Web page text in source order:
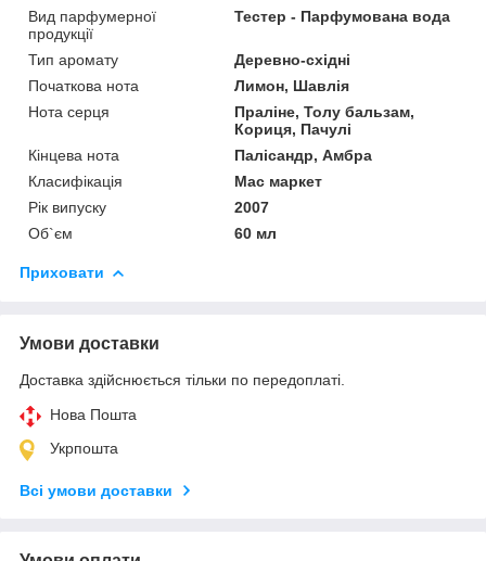
Вид парфумерної
продукції
Тестер - Парфумована вода
Тип аромату
Деревно-східні
Початкова нота
Лимон, Шавлія
Нота серця
Праліне, Толу бальзам,
Кориця, Пачулі
Кінцева нота
Палісандр, Амбра
Класифікація
Мас маркет
Рік випуску
2007
Об`єм
60 мл
Приховати
Умови доставки
Доставка здійснюється тільки по передоплаті.
Нова Пошта
Укрпошта
Всі умови доставки